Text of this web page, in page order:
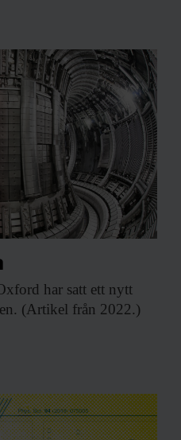
har satt ett nytt
(Artikel från 2022.)